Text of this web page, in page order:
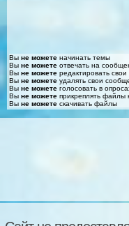
Вы не можете начинать темы
Вы не можете отвечать на
Вы не можете редактировать
Вы не можете удалять свои
Вы не можете голосовать в
Вы не можете прикреплять файлы
Вы не можете скачивать файлы